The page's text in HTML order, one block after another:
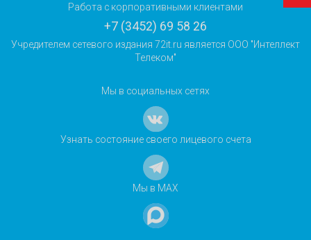
Работа с корпоративными клиентами
+7 (3452) 69 58 26
Учредителем сетевого издания 72it.ru является ООО "Интеллект
Телеком"
Мы в социальных сетях
Узнать состояние своего лицевого счета
Мы в MAX